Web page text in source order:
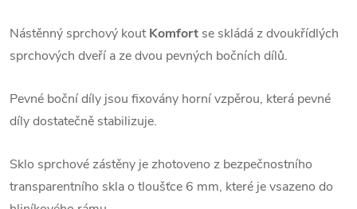
Nástěnný sprchový koutKomfort se skládá z dvoukřídlých
sprchových dveří a ze dvou pevných bočních dílů.
Pevné boční díly jsou fixovány horní vzpěrou, která pevné
díly dostatečně stabilizuje.
Sklo sprchové zástěny je zhotoveno z bezpečnostního
transparentního skla o tloušťce 6 mm, které je vsazeno do